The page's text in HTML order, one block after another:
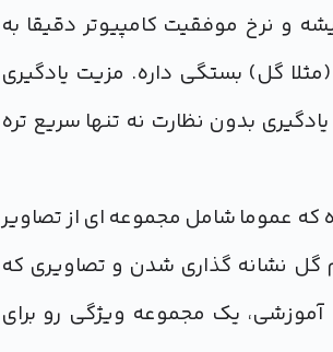
و نرخ موفقیت کامپیوتر دقیقا به
گل) بستگی داره. مزیت یادگیری
بدون نظارت نه تنها سریع تره
که عموما شامل مجموعه ای از تصاویر
نشانه گذاری شدن و تصاویری که
آموزشی، یک مجموعه ویژگی رو برای